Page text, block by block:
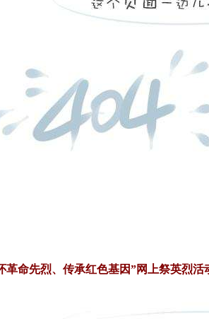
命先烈、传承红色基因”网上祭英烈活